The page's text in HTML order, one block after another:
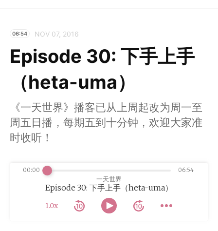
06:54 NOV 07, 2016
Episode 30: 下手上手
（heta-uma）
《一天世界》播客已从上周起改为周一至
周五日播，每期五到十分钟，欢迎大家准
时收听！
一天世界
Episode 30: 下手上手（heta-uma）
1.0x
00:00 06:54